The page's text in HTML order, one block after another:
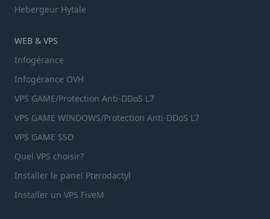
Hebergeur Hytale
WEB & VPS
Infogérance
Infogérance OVH
VPS GAME/Protection Anti-DDoS L7
VPS GAME WINDOWS/Protection Anti-DDoS L7
VPS GAME SSD
Quel VPS choisir?
Installer le panel Pterodactyl
Installer un VPS FiveM